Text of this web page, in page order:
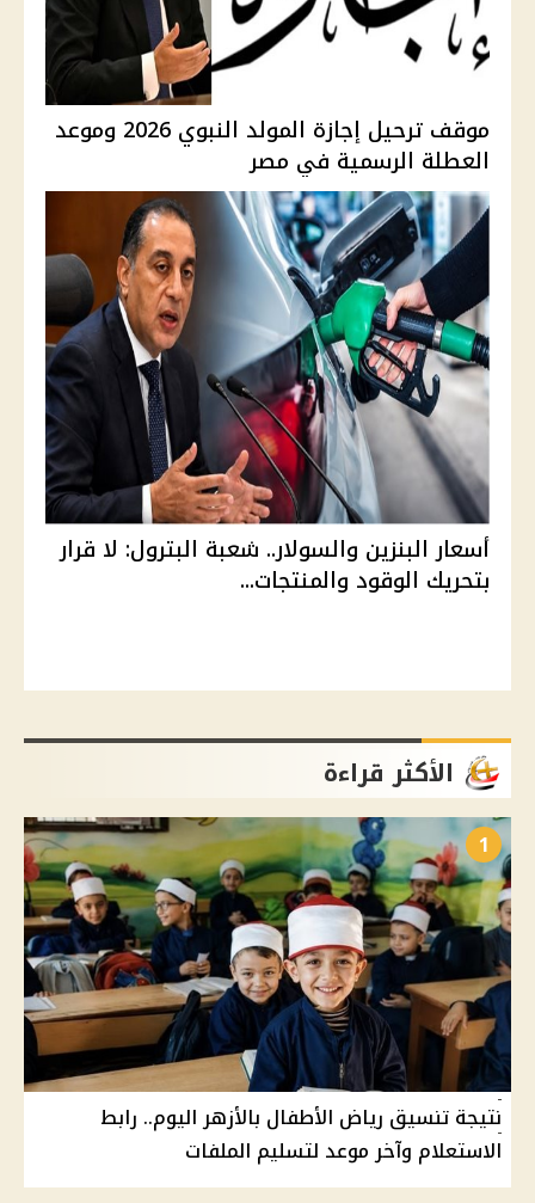
موقف ترحيل إجازة المولد النبوي 2026 وموعد
العطلة الرسمية في مصر
أسعار البنزين والسولار.. شعبة البترول: لا قرار
بتحريك الوقود والمنتجات...
الأكثر قراءة
1
نتيجة تنسيق رياض الأطفال بالأزهر اليوم.. رابط
الاستعلام وآخر موعد لتسليم الملفات